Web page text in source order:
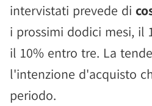
intervistati prevede di
i prossimi dodici mesi, il
il 10% entro tre. La
l'intenzione d'acquisto
periodo.